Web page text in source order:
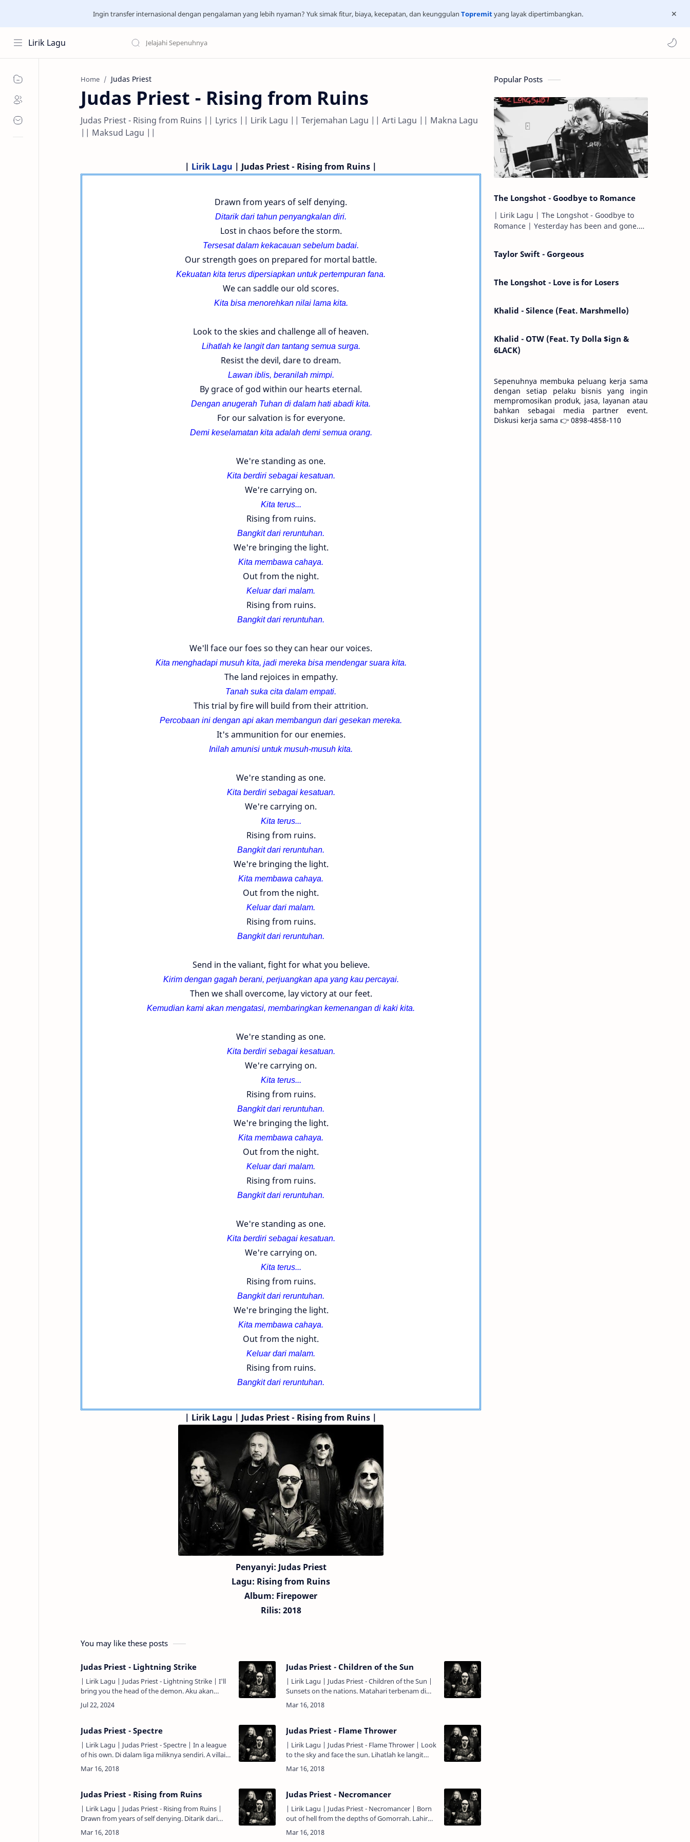
Ingin transfer internasional dengan pengalaman yang lebih nyaman? Yuk simak fitur, biaya, kecepatan, dan keunggulan Topremityang layak dipertimbangkan.
Lirik Lagu
Home Judas Priest
Judas Priest - Rising from Ruins
Judas Priest - Rising from Ruins || Lyrics || Lirik Lagu || Terjemahan Lagu || Arti Lagu || Makna Lagu
|| Maksud Lagu ||
| Lirik Lagu | Judas Priest - Rising from Ruins |
Drawn from years of self denying.
Ditarik dari tahun penyangkalan diri.
Lost in chaos before the storm.
Tersesat dalam kekacauan sebelum badai.
Our strength goes on prepared for mortal battle.
Kekuatan kita terus dipersiapkan untuk pertempuran fana.
We can saddle our old scores.
Kita bisa menorehkan nilai lama kita.
Look to the skies and challenge all of heaven.
Lihatlah ke langit dan tantang semua surga.
Resist the devil, dare to dream.
Lawan iblis, beranilah mimpi.
By grace of god within our hearts eternal.
Dengan anugerah Tuhan di dalam hati abadi kita.
For our salvation is for everyone.
Demi keselamatan kita adalah demi semua orang.
We're standing as one.
Kita berdiri sebagai kesatuan.
We're carrying on.
Kita terus...
Rising from ruins.
Bangkit dari reruntuhan.
We're bringing the light.
Kita membawa cahaya.
Out from the night.
Keluar dari malam.
Rising from ruins.
Bangkit dari reruntuhan.
We'll face our foes so they can hear our voices.
Kita menghadapi musuh kita, jadi mereka bisa mendengar suara kita.
The land rejoices in empathy.
Tanah suka cita dalam empati.
This trial by fire will build from their attrition.
Percobaan ini dengan api akan membangun dari gesekan mereka.
It's ammunition for our enemies.
Inilah amunisi untuk musuh-musuh kita.
We're standing as one.
Kita berdiri sebagai kesatuan.
We're carrying on.
Kita terus...
Rising from ruins.
Bangkit dari reruntuhan.
We're bringing the light.
Kita membawa cahaya.
Out from the night.
Keluar dari malam.
Rising from ruins.
Bangkit dari reruntuhan.
Send in the valiant, fight for what you believe.
Kirim dengan gagah berani, perjuangkan apa yang kau percayai.
Then we shall overcome, lay victory at our feet.
Kemudian kami akan mengatasi, membaringkan kemenangan di kaki kita.
We're standing as one.
Kita berdiri sebagai kesatuan.
We're carrying on.
Kita terus...
Rising from ruins.
Bangkit dari reruntuhan.
We're bringing the light.
Kita membawa cahaya.
Out from the night.
Keluar dari malam.
Rising from ruins.
Bangkit dari reruntuhan.
We're standing as one.
Kita berdiri sebagai kesatuan.
We're carrying on.
Kita terus...
Rising from ruins.
Bangkit dari reruntuhan.
We're bringing the light.
Kita membawa cahaya.
Out from the night.
Keluar dari malam.
Rising from ruins.
Bangkit dari reruntuhan.
| Lirik Lagu | Judas Priest - Rising from Ruins |
Penyanyi: Judas Priest
Lagu: Rising from Ruins
Album: Firepower
Rilis: 2018
You may like these posts
Judas Priest - Lightning Strike
| Lirik Lagu | Judas Priest - Lightning Strike | I'll
bring you the head of the demon. Aku akan
membawa padamu kepala setan. I'm peeling the
skin from his face…
Judas Priest - Children of the Sun
| Lirik Lagu | Judas Priest - Children of the Sun |
Sunsets on the nations. Matahari terbenam di
negara-negara. Worlds in her disguise. Dunia-
dunia dalam peny…
Judas Priest - Spectre
| Lirik Lagu | Judas Priest - Spectre | In a league
of his own. Di dalam liga miliknya sendiri. A villain
with no morals. Seorang penjahat tanpa moral.
Above …
Judas Priest - Flame Thrower
| Lirik Lagu | Judas Priest - Flame Thrower | Look
to the sky and face the sun. Lihatlah ke langit
dan hadapi matahari. You better try to race
against the gun…
Judas Priest - Rising from Ruins
| Lirik Lagu | Judas Priest - Rising from Ruins |
Drawn from years of self denying. Ditarik dari
tahun penyangkalan diri. Lost in chaos before
the storm. Ters…
Judas Priest - Necromancer
| Lirik Lagu | Judas Priest - Necromancer | Born
out of hell from the depths of Gomorrah. Lahir
dari neraka, dari kedalaman Gomora. Purging
new graves and def…
Popular Posts
The Longshot - Goodbye to Romance
| Lirik Lagu | The Longshot - Goodbye to
Romance | Yesterday has been and gone.
Taylor Swift - Gorgeous
The Longshot - Love is for Losers
Khalid - Silence (Feat. Marshmello)
Khalid - OTW (Feat. Ty Dolla $ign &
6LACK)
Sepenuhnya membuka peluang kerja sama
dengan setiap pelaku bisnis yang ingin
mempromosikan produk, jasa, layanan atau
bahkan sebagai media partner event.
Diskusi kerja sama 👉 0898-4858-110